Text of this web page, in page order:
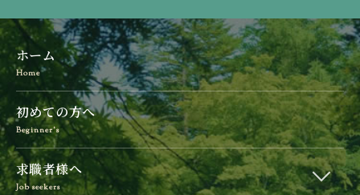
ホーム
Home
初めての方へ
Beginner’s
求職者様へ
Job seekers